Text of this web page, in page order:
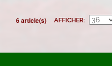
6 article(s) AFFICHER